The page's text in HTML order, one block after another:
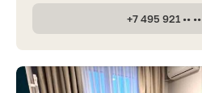
+7 495 921 •• ••